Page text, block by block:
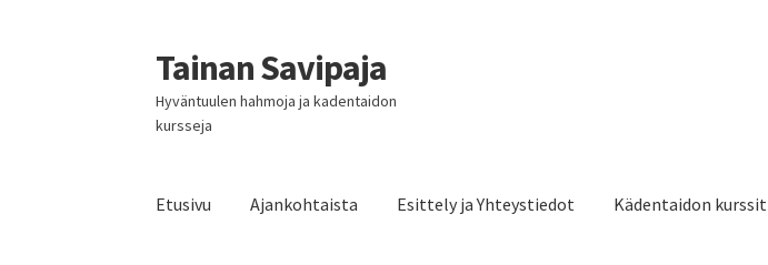
Siirry
navigointiin
Siirry
sisältöön
Tainan Savipaja
Hyväntuulen hahmoja ja kadentaidon
kursseja
Etusivu Ajankohtaista Esittely ja Yhteystiedot Kädentaidon kurssit